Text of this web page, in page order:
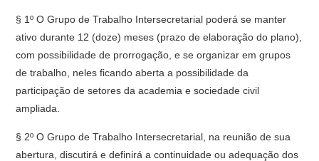
§ 1º O Grupo de Trabalho Intersecretarial poderá se manter
ativo durante 12 (doze) meses (prazo de elaboração do plano),
com possibilidade de prorrogação, e se organizar em grupos
de trabalho, neles ficando aberta a possibilidade da
participação de setores da academia e sociedade civil
ampliada.
§ 2º O Grupo de Trabalho Intersecretarial, na reunião de sua
abertura, discutirá e definirá a continuidade ou adequação dos